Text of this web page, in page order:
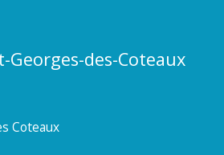
Georges-des-Coteaux
Coteaux